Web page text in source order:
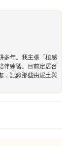
多年。我主張「植感
伴練習。目前定居台
，記錄那些由泥土與